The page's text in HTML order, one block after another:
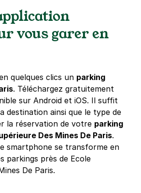
d'Austerlitz - SAEMES
€/semaine (tarifs dégressifs)
vous garer en
quelques clics un parking
. Téléchargez gratuitement
sur Android et iOS. Il suffit
destination ainsi que le type de
la réservation de votre parking
Des Mines De Paris.
smartphone se transforme en
parkings près de Ecole
De Paris.